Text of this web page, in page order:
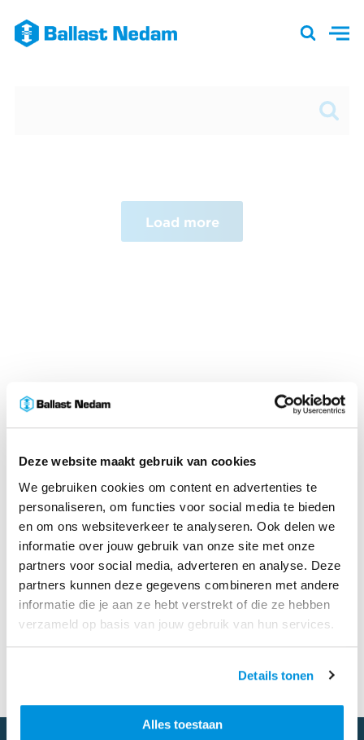
Deze website maakt gebruik van cookies
We gebruiken cookies om content en advertenties te
personaliseren, om functies voor social media te bieden
en om ons websiteverkeer te analyseren. Ook delen we
informatie over jouw gebruik van onze site met onze
partners voor social media, adverteren en analyse. Deze
partners kunnen deze gegevens combineren met andere
informatie die je aan ze hebt verstrekt of die ze hebben
verzameld op basis van jouw gebruik van hun services.
Details tonen
Alles toestaan
Load more